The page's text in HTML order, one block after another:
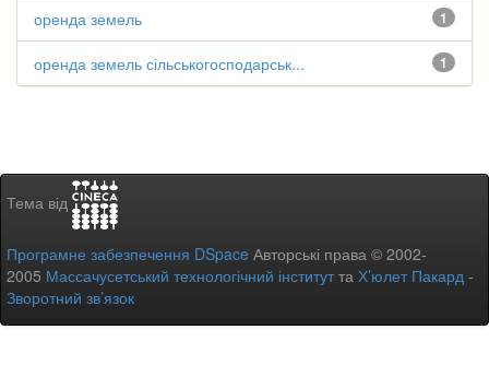
1
оренда земель
1
оренда земель сільськогосподарськ...
Тема від
Програмне забезпечення DSpace Авторські права © 2002-
2005 Массачусетський технологічний інститутта Х’юлет Пакард -
Зворотний зв’язок